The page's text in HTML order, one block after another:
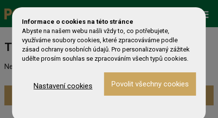
King's Prague Hilton
7.8. 15:00
Zobrazit více »
Turnaj nebyl nalezen
Nebyl nalezen odpovídající turnaj. Prevděpodobně již skončil.
Zobrazit aktuální turnaje »
Informace o cookies na této stránce
Abyste na našem webu našli vždy to, co potřebujete,
využíváme soubory cookies, které zpracováváme podle
zásad ochrany osobních údajů. Pro personalizovaný zážitek
udělte prosím souhlas se zpracováním všech typů cookies.
Nastavení cookies